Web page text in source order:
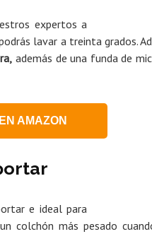
expertos a
lavar a treinta grados.
además de una funda de
AMAZON
e ideal para
colchón más pesado